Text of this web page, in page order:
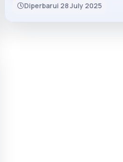
Diperbarui 28 July 2025